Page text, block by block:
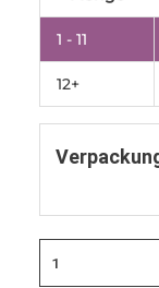
1 - 11
12+
Menge